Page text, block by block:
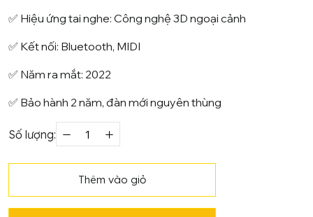
✅ Hiệu ứng tai nghe: Công nghệ 3D ngoại cảnh
✅ Kết nối: Bluetooth, MIDI
✅ Năm ra mắt: 2022
✅ Bảo hành 2 năm, đàn mới nguyên thùng
Số lượng:
Piano
Roland
số
Thêm vào giỏ